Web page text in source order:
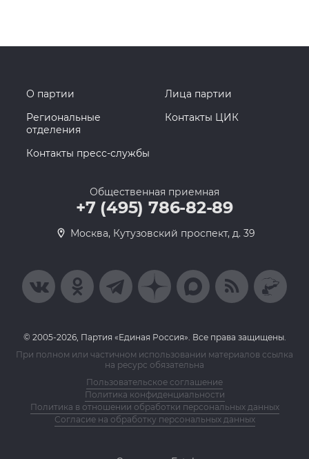
О партии
Лица партии
Региональные
отделения
Контакты ЦИК
Контакты пресс-службы
Общественная приемная
+7 (495) 786-82-89
Москва, Кутузовский проспект, д. 39
© 2005-2026, Партия «Единая Россия». Все права защищены.
При полном или частичном использовании материалов ссылка
на ресурс обязательна
Пользовательское соглашение
Политика конфиденциальности
Политика в отношении обработки персональных данных
Согласие на обработку персональных данных